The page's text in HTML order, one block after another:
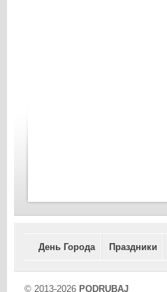
День Города Праздники
© 2013-2026 PODRUBAJ